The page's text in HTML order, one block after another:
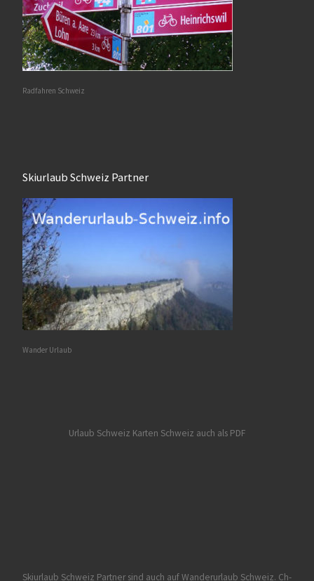
Radfahren Schweiz
Skiurlaub Schweiz Partner
Wander Urlaub
Urlaub Schweiz Karten Schweiz auch als PDF
Skiurlaub Schweiz Partner sind auch auf Wanderurlaub Schweiz. Ch-